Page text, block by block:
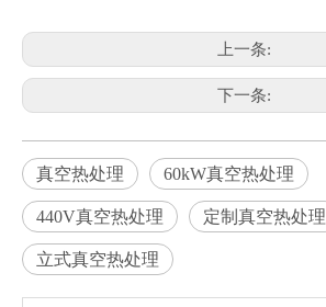
上一条:
下一条:
真空热处理 60kW真空热处理
440V真空热处理 定制真空热处理
立式真空热处理